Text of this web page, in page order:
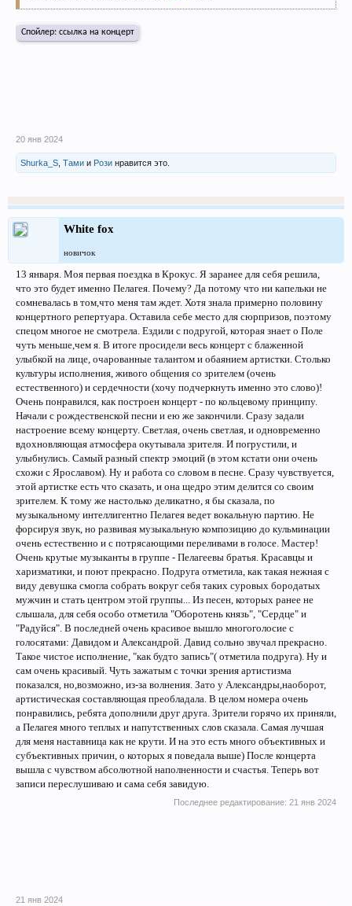
Спойлер: ссылка на концерт
20 янв 2024
Shurka_S Тами и Рози нравится это.
White fox
новичок
13 января. Моя первая поездка в Крокус. Я заранее для себя решила,
что это будет именно Пелагея. Почему? Да потому что ни капельки не
сомневалась в том,что меня там ждет. Хотя знала примерно половину
концертного репертуара. Оставила себе место для сюрпризов, поэтому
спецом многое не смотрела. Ездили с подругой, которая знает о Поле
чуть меньше,чем я. В итоге просидели весь концерт с блаженной
улыбкой на лице, очарованные талантом и обаянием артистки. Столько
культуры исполнения, живого общения со зрителем (очень
естественного) и сердечности (хочу подчеркнуть именно это слово)!
Очень понравился, как построен концерт - по кольцевому принципу.
Начали с рождественской песни и ею же закончили. Сразу задали
настроение всему концерту. Светлая, очень светлая, и одновременно
вдохновляющая атмосфера окутывала зрителя. И погрустили, и
улыбнулись. Самый разный спектр эмоций (в этом кстати они очень
схожи с Ярославом). Ну и работа со словом в песне. Сразу чувствуется,
этой артистке есть что сказать, и она щедро этим делится со своим
зрителем. К тому же настолько деликатно, я бы сказала, по
музыкальному интеллигентно Пелагея ведет вокальную партию. Не
форсируя звук, но развивая музыкальную композицию до кульминации
очень естественно и с потрясающими переливами в голосе. Мастер!
Очень крутые музыканты в группе - Пелагеевы братья. Красавцы и
харизматики, и поют прекрасно. Подруга отметила, как такая нежная с
виду девушка смогла собрать вокруг себя таких суровых бородатых
мужчин и стать центром этой группы... Из песен, которых ранее не
слышала, для себя особо отметила "Оборотень князь", "Сердце" и
"Радуйся". В последней очень красивое вышло многоголосие с
голосятами: Давидом и Александрой. Давид сольно звучал прекрасно.
Такое чистое исполнение, "как будто запись"( отметила подруга). Ну и
сам очень красивый. Чуть зажатым с точки зрения артистизма
показался, но,возможно, из-за волнения. Зато у Александры,наоборот,
артистическая составляющая преобладала. В целом номера очень
понравились, ребята дополнили друг друга. Зрители горячо их приняли,
а Пелагея много теплых и напутственных слов сказала. Самая лучшая
для меня наставница как не крути. И на это есть много объективных и
субъективных причин, о которых я поведала выше) После концерта
вышла с чувством абсолютной наполненности и счастья. Теперь вот
записи переслушиваю и сама себя завидую.
Последнее редактирование: 21 янв 2024
21 янв 2024